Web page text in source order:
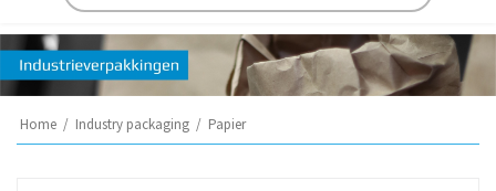
Home / Industry packaging / Papier